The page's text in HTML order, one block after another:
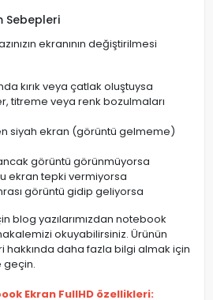
Sebepleri
ekranının değiştirilmesi
kırık veya çatlak oluştuysa
titreme veya renk bozulmaları
siyah ekran (görüntü gelmeme)
ancak görüntü görünmüyorsa
ekran tepki vermiyorsa
görüntü gidip geliyorsa
blog yazılarımızdan notebook
okuyabilirsiniz. Ürünün
hakkında daha fazla bilgi almak için
geçin.
Ekran FullHD özellikleri: